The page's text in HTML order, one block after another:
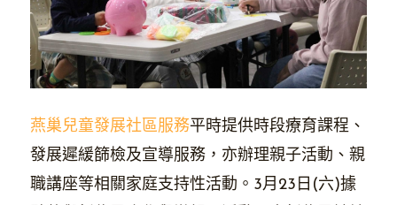
燕巢兒童發展社區服務平時提供時段療育課程、
發展遲緩篩檢及宣導服務，亦辦理親子活動、親
職講座等相關家庭支持性活動。3月23日(六)據